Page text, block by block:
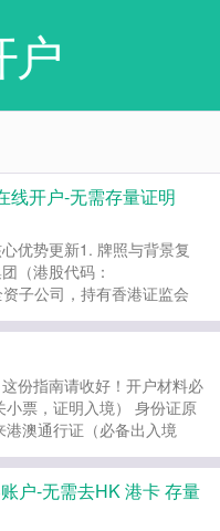
户
线开户-无需存量证明
优势更新​​ ​​1. 牌照与背景​​ 复
（港股代码：
子公司，持有香港证监会
（中央编号：BOP677），
渣打银行独立托管，合规性
份指南请收好！开户材料必
票，证明入境） 身份证原
澳通行证（必备出入境
致可免） 香港可收短信的
荐银行：首批 “跨境支付
捷，优先选更省心。 小贴
户-无需去HK 港卡 存量